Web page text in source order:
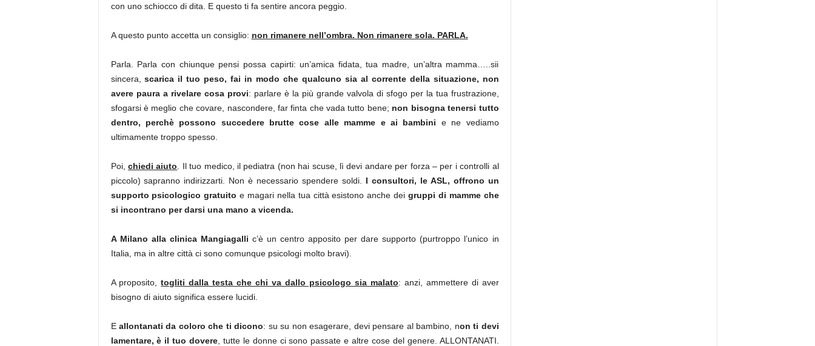
con uno schiocco di dita. E questo ti fa sentire ancora peggio.
A questo punto accetta un consiglio: non rimanere nell’ombra. Non rimanere sola. PARLA.
Parla. Parla con chiunque pensi possa capirti: un’amica fidata, tua madre, un’altra mamma…..sii
sincera,scarica il tuo peso, fai in modo che qualcuno sia al corrente della situazione, non
avere paura a rivelare cosa provi: parlare è la più grande valvola di sfogo per la tua frustrazione,
sfogarsi è meglio che covare, nascondere, far finta che vada tutto bene; non bisogna tenersi tutto
dentro, perchè possono succedere brutte cose alle mamme e ai bambini e ne vediamo
ultimamente troppo spesso.
Poi, chiedi aiuto . Il tuo medico, il pediatra (non hai scuse, lì devi andare per forza – per i controlli al
piccolo) sapranno indirizzarti. Non è necessario spendere soldi. I consultori, le ASL, offrono un
supporto psicologico gratuitoe magari nella tua città esistono anche dei gruppi di mamme che
si incontrano per darsi una mano a vicenda.
A Milano alla clinica Mangiagalli c’è un centro apposito per dare supporto (purtroppo l’unico in
Italia, ma in altre città ci sono comunque psicologi molto bravi).
A proposito,togliti dalla testa che chi va dallo psicologo sia malato: anzi, ammettere di aver
bisogno di aiuto significa essere lucidi.
E allontanati da coloro che ti dicono: su su non esagerare, devi pensare al bambino, non ti devi
lamentare, è il tuo dovere , tutte le donne ci sono passate e altre cose del genere. ALLONTANATI.